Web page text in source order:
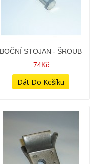
BOČNÍ STOJAN - ŠROUB
74Kč